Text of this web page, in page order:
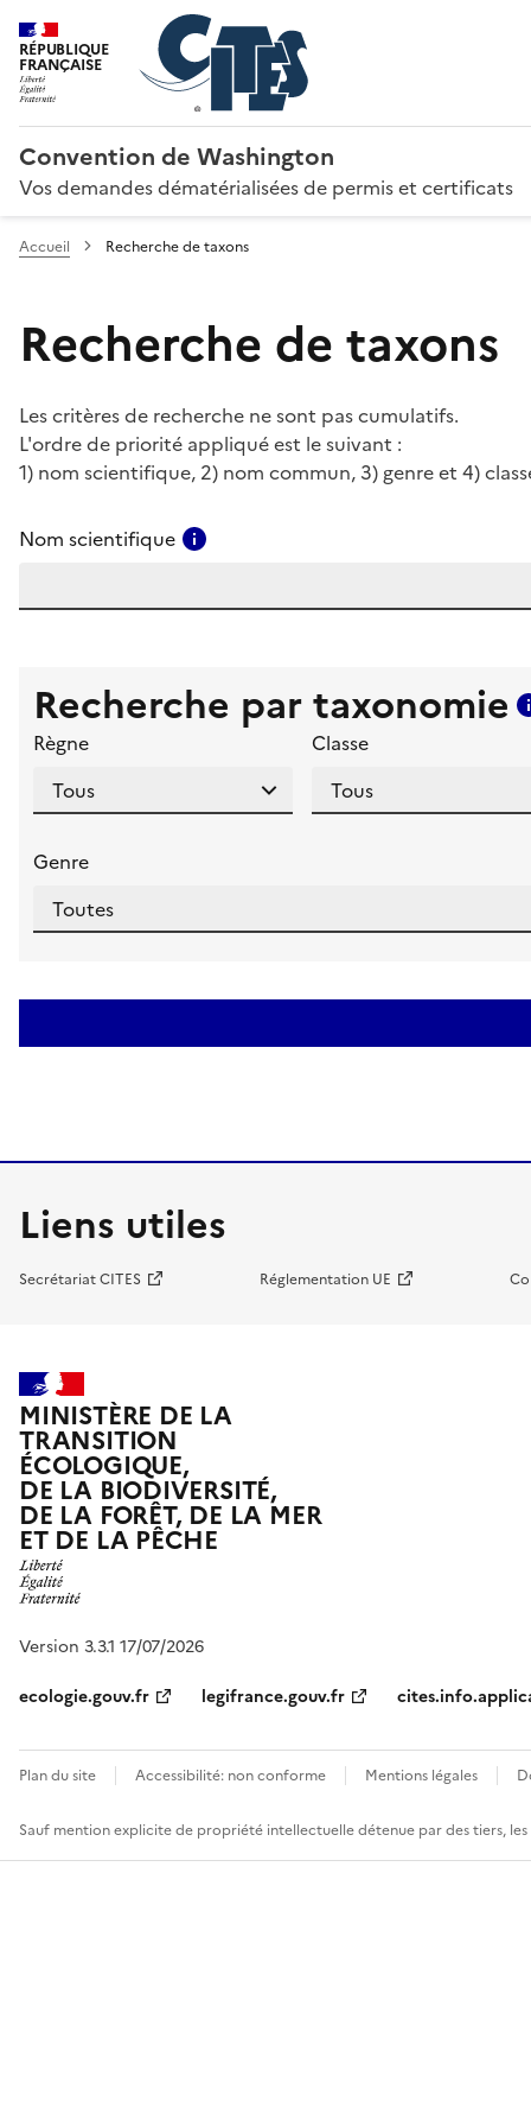
RÉPUBLIQUE
FRANÇAISE
Convention de Washington
Vos demandes dématérialisées de permis et certificats
Accueil Recherche de taxons
Recherche de taxons
Les critères de recherche ne sont pas cumulatifs.
L'ordre de priorité appliqué est le suivant :
1) nom scientifique, 2) nom commun, 3) genre et 4)
Nom scientifique
Recherche par taxonomie
Règne Classe
Genre
Liens utiles
Secrétariat CITES Réglementation UE
MINISTÈRE DE LA
TRANSITION
ÉCOLOGIQUE,
DE LA BIODIVERSITÉ,
DE LA FORÊT, DE LA MER
ET DE LA PÊCHE
Version 3.3.1 17/07/2026
ecologie.gouv.fr
legifrance.gouv.fr
Plan du site Accessibilité: non conforme Mentions légales
Sauf mention explicite de propriété intellectuelle détenue par des tiers,